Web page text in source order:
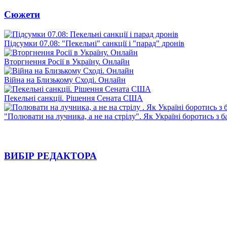
Сюжети
Підсумки 07.08: "Пекельні" санкції і "парад" дронів
Вторгнення Росії в Україну. Онлайн
Війна на Близькому Сході. Онлайн
Пекельні санкції. Рішення Сената США
"Полювати на лучника, а не на стрілу". Як Україні боротись з
ВИБІР РЕДАКТОРА